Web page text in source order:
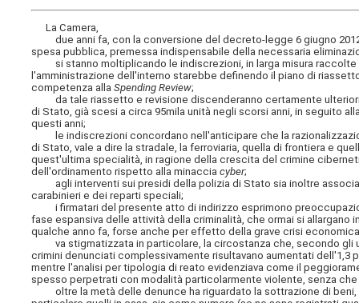
La Camera,
due anni fa, con la conversione del decreto-legge 6 giugno
spesa pubblica, premessa indispensabile della necessaria
si stanno moltiplicando le indiscrezioni, in larga misura raccolte
l'amministrazione dell'interno starebbe definendo il piano di
competenza allaSpending Review;
da tale riassetto e revisione discenderanno certamente ulteriori
di Stato, già scesi a circa 95mila unità negli scorsi anni, in seguito
questi anni;
le indiscrezioni concordano nell'anticipare che la
di Stato, vale a dire la stradale, la ferroviaria, quella di frontiera e
quest'ultima specialità, in ragione della crescita del crimine
dell'ordinamento rispetto alla minacciacyber;
agli interventi sui presidi della polizia di Stato sia inoltre
carabinieri e dei reparti speciali;
i firmatari del presente atto di indirizzo esprimono
fase espansiva delle attività della criminalità, che ormai si
qualche anno fa, forse anche per effetto della grave crisi
va stigmatizzata in particolare, la circostanza che, secondo gli
crimini denunciati complessivamente risultavano aumentati dell'1,3
mentre l'analisi per tipologia di reato evidenziava come il
spesso perpetrati con modalità particolarmente violente, senza
oltre la metà delle denunce ha riguardato la sottrazione di beni,